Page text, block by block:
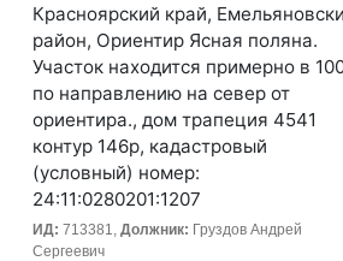
Красноярский край,
район, Ориентир Ясная поляна.
Участок находится примерно в
по направлению на север от
ориентира., дом трапеция 4541
контур 146р, кадастровый
(условный) номер:
24:11:0280201:1207
ИД: 713381, Должник: Груздов Андрей
Сергеевич